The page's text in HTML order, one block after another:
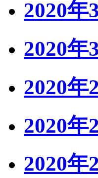
2020年
2020年
2020年
2020年
2020年